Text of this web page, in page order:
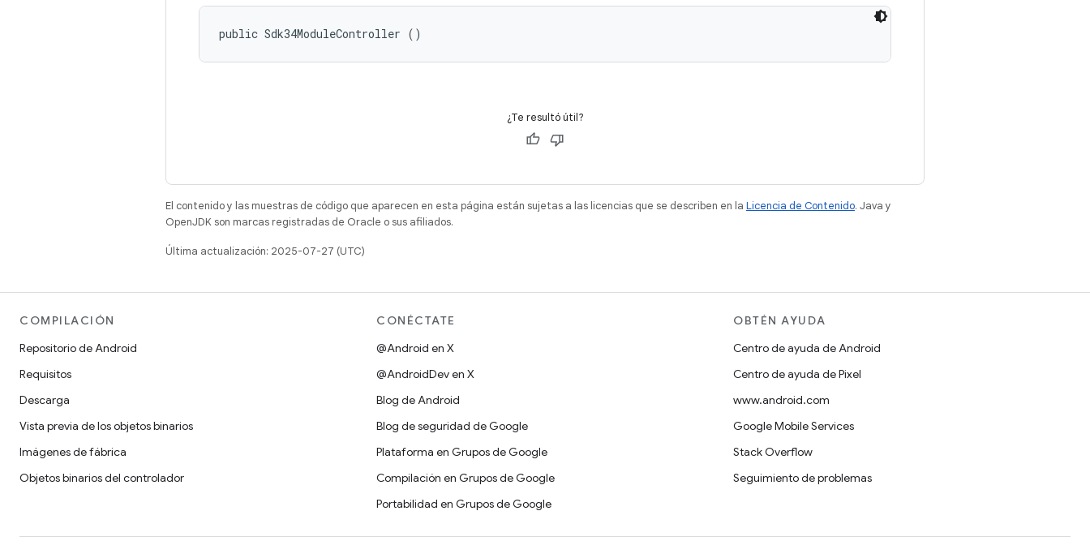
public Sdk34ModuleController ()
¿Te resultó útil?
El contenido y las muestras de código que aparecen en esta página están sujetas a las licencias que se describen en la Licencia de Contenido. Java y
OpenJDK son marcas registradas de Oracle o sus afiliados.
Última actualización: 2025-07-27 (UTC)
COMPILACIÓN
Repositorio de Android
Requisitos
Descarga
Vista previa de los objetos binarios
Imágenes de fábrica
Objetos binarios del controlador
CONÉCTATE
@Android en X
@AndroidDev en X
Blog de Android
Blog de seguridad de Google
Plataforma en Grupos de Google
Compilación en Grupos de Google
Portabilidad en Grupos de Google
OBTÉN AYUDA
Centro de ayuda de Android
Centro de ayuda de Pixel
www.android.com
Google Mobile Services
Stack Overflow
Seguimiento de problemas